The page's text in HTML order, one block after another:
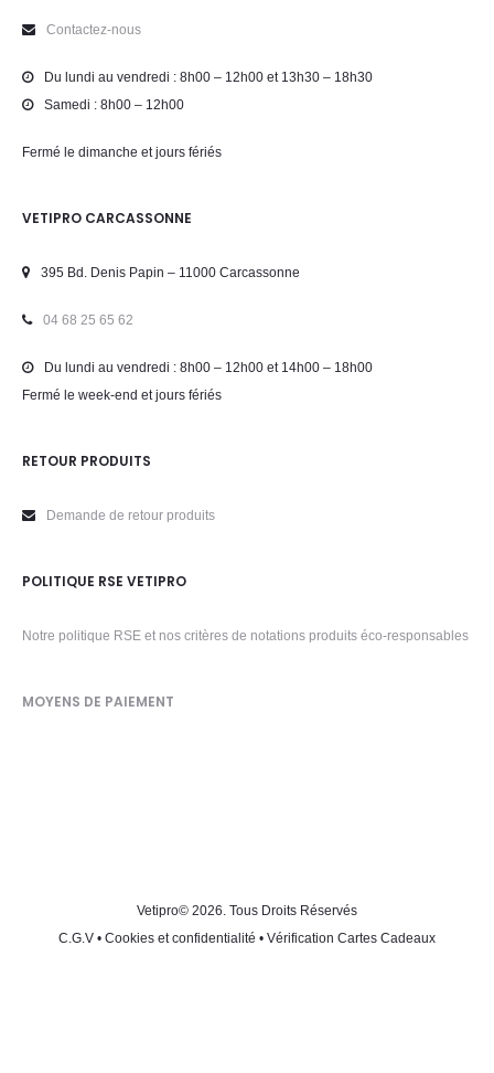
Contactez-nous
Du lundi au vendredi : 8h00 – 12h00 et 13h30 – 18h30
Samedi : 8h00 – 12h00
Fermé le dimanche et jours fériés
VETIPRO CARCASSONNE
395 Bd. Denis Papin – 11000 Carcassonne
04 68 25 65 62
Du lundi au vendredi : 8h00 – 12h00 et 14h00 – 18h00
Fermé le week-end et jours fériés
RETOUR PRODUITS
Demande de retour produits
POLITIQUE RSE VETIPRO
Notre politique RSE et nos critères de notations produits éco-responsables
MOYENS DE PAIEMENT
Vetipro© 2026. Tous Droits Réservés
C.G.V • Cookies et confidentialité • Vérification Cartes Cadeaux